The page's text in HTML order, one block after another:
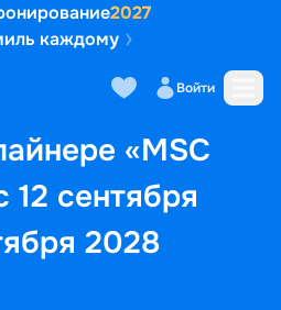
2027
каждому
Войти
«MSC
12 сентября
2028
кают Маршрут и